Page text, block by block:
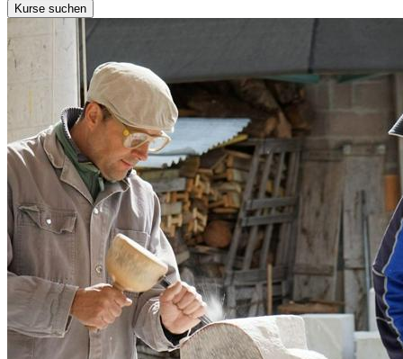
Kurse suchen